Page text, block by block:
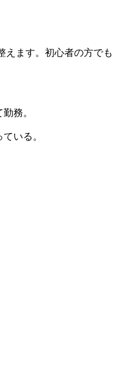
えます。初心者の方でも
務。
いる。